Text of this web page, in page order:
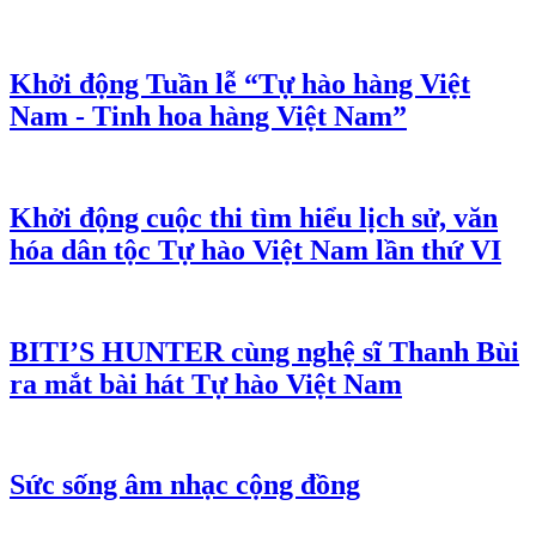
Khởi động Tuần lễ “Tự hào hàng Việt
Nam - Tinh hoa hàng Việt Nam”
Khởi động cuộc thi tìm hiểu lịch sử, văn
hóa dân tộc Tự hào Việt Nam lần thứ VI
BITI’S HUNTER cùng nghệ sĩ Thanh Bùi
ra mắt bài hát Tự hào Việt Nam
Sức sống âm nhạc cộng đồng